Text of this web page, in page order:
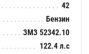
42
Бензин
ЗМЗ 52342.10
122.4 л.с